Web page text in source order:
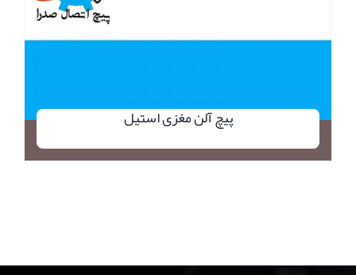
پیچ آلن مغزی استیل